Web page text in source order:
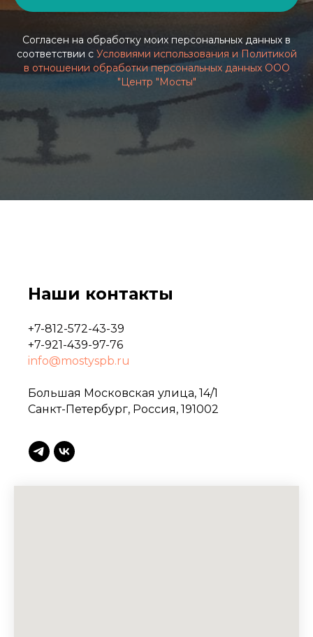
Согласен на обработку моих персональных данных в
соответствии с Условиями использования и Политикой
в отношении обработки персональных данных ООО
"Центр "Мосты"
Наши контакты
+7-812-572-43-39
+7-921-439-97-76
info@mostyspb.ru
Большая Московская улица, 14/1
Санкт-Петербург, Россия, 191002